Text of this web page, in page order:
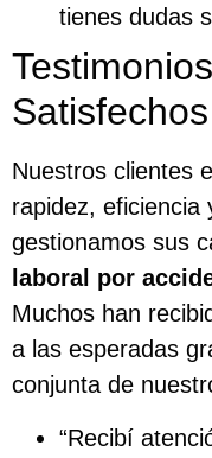
tienes dudas
Nuestros clientes
rapidez, eficiencia
gestionamos sus
laboral por
Muchos han
a las esperadas
conjunta de
“Recibí